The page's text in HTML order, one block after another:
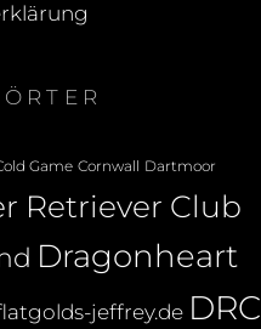
Game Cornwall Dartmoor
Retriever Club
Dragonheart
jeffrey.de DRC